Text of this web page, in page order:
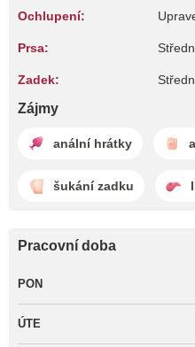
Ochlupení:
Prsa:
Zadek:
Zájmy
anální hrátky
šukání zadku
Pracovní doba
PON
ÚTE